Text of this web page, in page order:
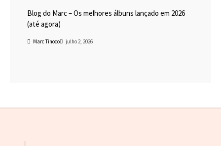
Blog do Marc – Os melhores álbuns lançado em 2026
(até agora)
Marc Tinoco julho 2, 2026